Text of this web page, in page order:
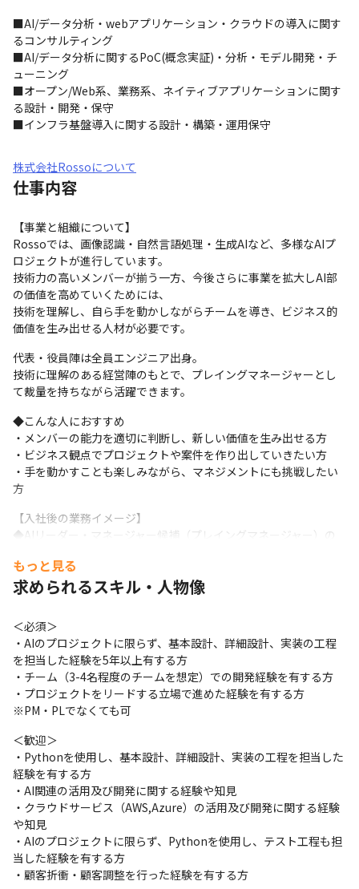
■AI/データ分析・webアプリケーション・クラウドの導入に関す
るコンサルティング
■AI/データ分析に関するPoC(概念実証)・分析・モデル開発・チ
ューニング
■オープン/Web系、業務系、ネイティブアプリケーションに関す
る設計・開発・保守
■インフラ基盤導入に関する設計・構築・運用保守
株式会社Rossoについて
仕事内容
【事業と組織について】
Rossoでは、画像認識・自然言語処理・生成AIなど、多様なAIプ
ロジェクトが進行しています。
技術力の高いメンバーが揃う一方、今後さらに事業を拡大しAI部
の価値を高めていくためには、
技術を理解し、自ら手を動かしながらチームを導き、ビジネス的
価値を生み出せる人材が必要です。
代表・役員陣は全員エンジニア出身。
技術に理解のある経営陣のもとで、プレイングマネージャーとし
て裁量を持ちながら活躍できます。
◆こんな人におすすめ
・メンバーの能力を適切に判断し、新しい価値を生み出せる方
・ビジネス観点でプロジェクトや案件を作り出していきたい方
・手を動かすことも楽しみながら、マネジメントにも挑戦したい
方
【入社後の業務イメージ】
◆AIリーダー・マネージャー候補（プレイングマネージャー）の
プレイングマネージャーとして、技術実務 × チーム運営 × アサイ
ン調整をバランスよく担っていただきます。
ティストなどのポジションを用意しています。
▼ 技術実務
・画像認識、自然言語処理、LLM などを活用した AIモデルの開
発・改善
・生成AIを用いた 要約・誤り訂正・分類などの機能検証や品質向
上
・エッジAIや連合学習など 先端技術を活用したシステム開発のサ
ポート
・データ分析に向けた前処理や可視化など AI活用に必要な環境整
備
・お客様の課題に応じた AIソリューションの企画・技術提案
など
▼ マネジメント
・プロジェクトの推進・フェーズ管理
・メンバーのスキル把握・成長支援
もっと見る
求められるスキル・人物像
＜必須＞
・AIのプロジェクトに限らず、基本設計、詳細設計、実装の工程
を担当した経験を5年以上有する方
・チーム（3-4名程度のチームを想定）での開発経験を有する方
・プロジェクトをリードする立場で進めた経験を有する方
※PM・PLでなくても可
＜歓迎＞
・Pythonを使用し、基本設計、詳細設計、実装の工程を担当した
経験を有する方
・AI関連の活用及び開発に関する経験や知見
・クラウドサービス（AWS,Azure）の活用及び開発に関する経験
や知見
・AIのプロジェクトに限らず、Pythonを使用し、テスト工程も担
当した経験を有する方
・顧客折衝・顧客調整を行った経験を有する方